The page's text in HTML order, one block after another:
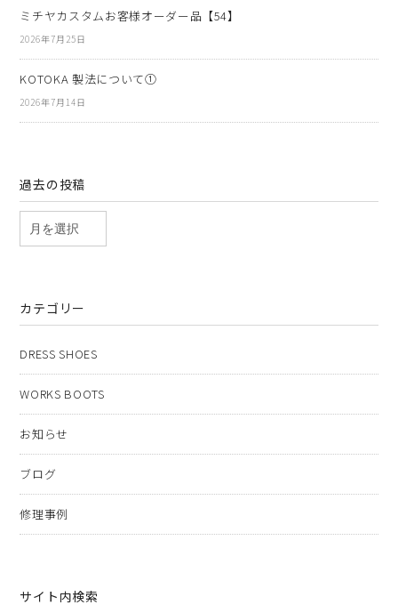
ミチヤカスタムお客様オーダー品【54】
2026年7月25日
KOTOKA 製法について①
2026年7月14日
過去の投稿
カテゴリー
DRESS SHOES
WORKS BOOTS
お知らせ
ブログ
修理事例
サイト内検索